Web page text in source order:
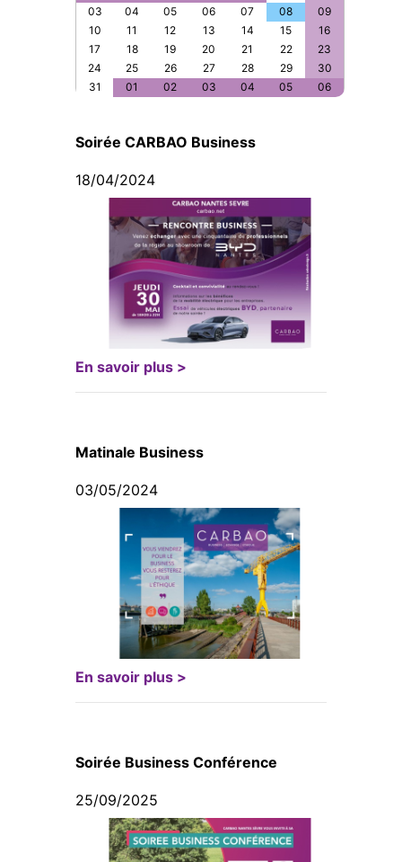
03
04 05 06 07 08
09
10
11 12 13 14 15
16
17
18 19 20 21 22
23
24
25 26 27 28 29
30
31
01 02 03 04 05 06
Soirée CARBAO Business
18/04/2024
En savoir plus >
Matinale Business
03/05/2024
En savoir plus >
Soirée Business Conférence
25/09/2025